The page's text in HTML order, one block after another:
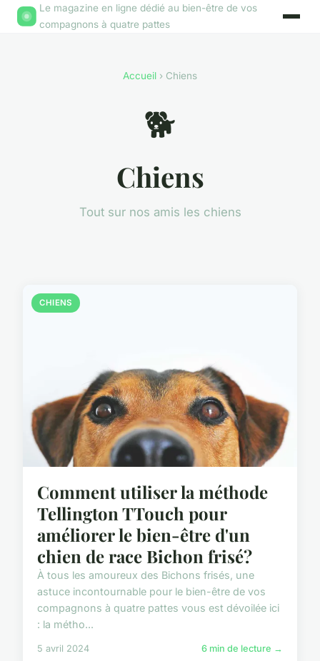
Le magazine en ligne dédié au bien-être de vos
compagnons à quatre pattes
Accueil › Chiens
🐕
Chiens
Tout sur nos amis les chiens
CHIENS
Comment utiliser la méthode
Tellington TTouch pour
améliorer le bien-être d'un
chien de race Bichon frisé?
À tous les amoureux des Bichons frisés, une
astuce incontournable pour le bien-être de vos
compagnons à quatre pattes vous est dévoilée ici
: la métho...
5 avril 2024 6 min de lecture →